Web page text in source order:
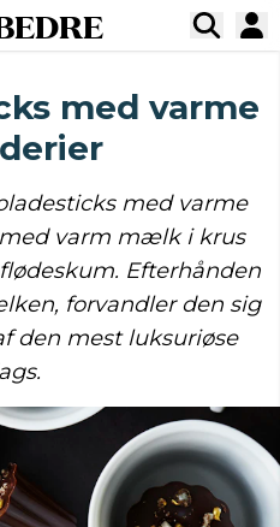
med varme
med varme
varm mælk i krus
Efterhånden
forvandler den sig
den mest luksuriøse